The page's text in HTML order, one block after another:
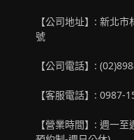
【公司地址】: 新北
號
【公司電話】:
【客服電話】: 0987-
【營業時間】: 週一